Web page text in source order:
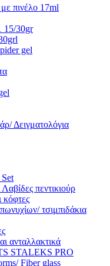
πινέλο 17ml
15/30gr
gel
Δειγματολόγια
Set
πεντικιούρ
κόφτες
τσιμπιδάκια
ανταλλακτικά
STALEKS PRO
Fiber glass